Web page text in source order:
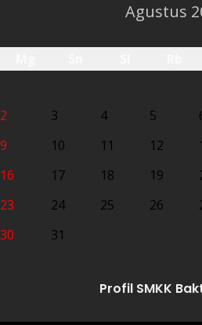
Agustus
2
3 4 5
9
10 11 12
16
17 18 19
23
24 25 26
30
31
Profil SMKK